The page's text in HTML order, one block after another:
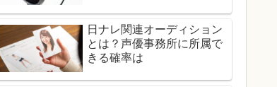
日ナレ関連オーディション
とは？声優事務所に所属で
きる確率は